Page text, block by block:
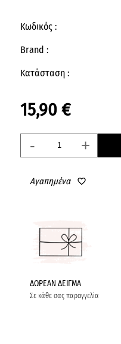
Κωδικός :
Brand :
Κατάσταση :
15,90 €
- +
ΔΩΡΕΑΝ ΔΕΙΓΜΑ
Σε κάθε σας παραγγελία
Αγαπημένα favorite_border